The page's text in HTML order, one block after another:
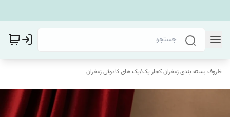
ظروف بسته بندی زعفران کجار پک/پک های کادوئی زعفران